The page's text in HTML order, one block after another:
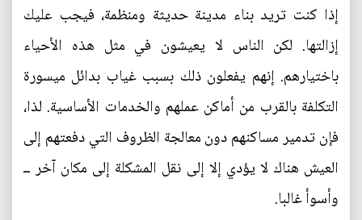
إذا كنت تريد بناء مدينة حديثة ومنظمة، فيجب عليك
إزالتها. لكن الناس لا يعيشون في مثل هذه الأحياء
باختيارهم. إنهم يفعلون ذلك بسبب غياب بدائل ميسورة
التكلفة بالقرب من أماكن عملهم والخدمات الأساسية. لذا،
فإن تدمير مساكنهم دون معالجة الظروف التي دفعتهم إلى
العيش هناك لا يؤدي إلا إلى نقل المشكلة إلى مكان آخر ــ
وأسوأ غالبا.